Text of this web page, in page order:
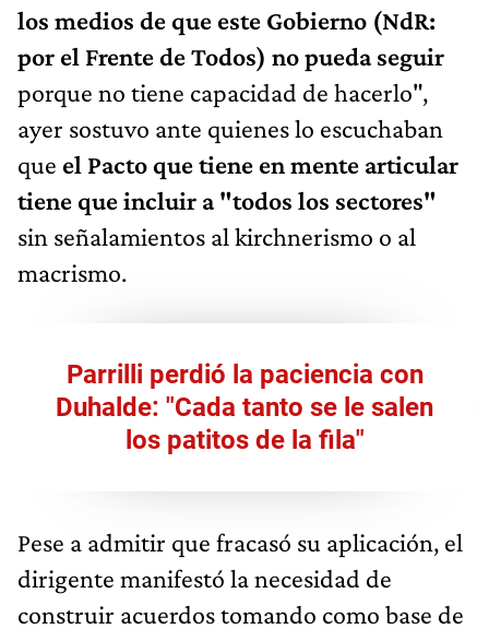
los medios de que este Gobierno (NdR:
por el Frente de Todos) no pueda seguir
porque no tiene capacidad de hacerlo",
ayer sostuvo ante quienes lo escuchaban
que el Pacto que tiene en mente articular
tiene que incluir a "todos los sectores"
sin señalamientos al kirchnerismo o al
macrismo.
Parrilli perdió la paciencia con
Duhalde: "Cada tanto se le salen
los patitos de la fila"
Pese a admitir que fracasó su aplicación, el
dirigente manifestó la necesidad de
construir acuerdos tomando como base de